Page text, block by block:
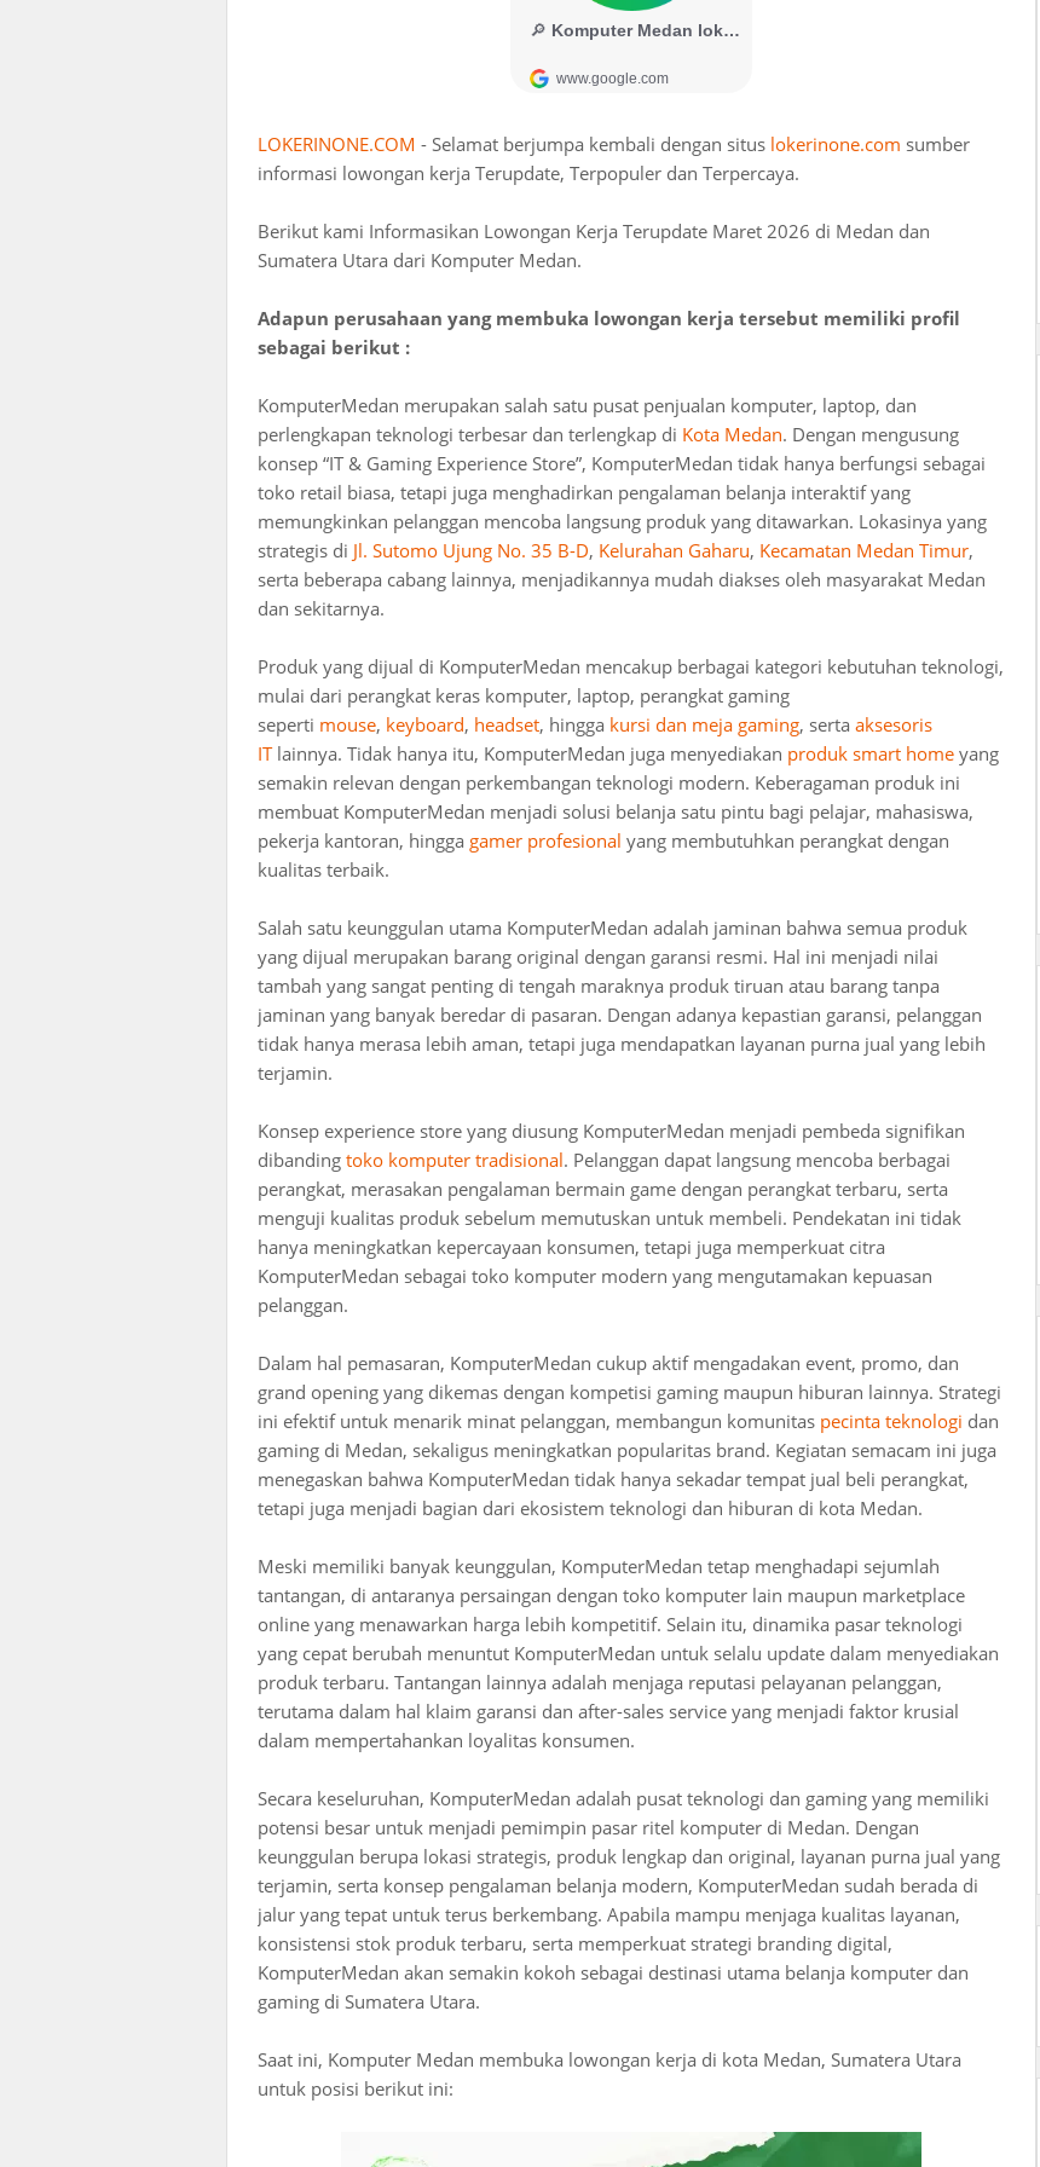
LOKERINONE.COM - Selamat berjumpa kembali dengan situs lokerinone.com sumber
informasi lowongan kerja Terupdate, Terpopuler dan Terpercaya.
Berikut kami Informasikan Lowongan Kerja Terupdate Maret 2026 di Medan dan
Sumatera Utara dari Komputer Medan.
Adapun perusahaan yang membuka lowongan kerja tersebut memiliki profil
sebagai berikut :
KomputerMedan merupakan salah satu pusat penjualan komputer, laptop, dan
perlengkapan teknologi terbesar dan terlengkap di Kota Medan. Dengan mengusung
konsep “IT & Gaming Experience Store”, KomputerMedan tidak hanya berfungsi sebagai
toko retail biasa, tetapi juga menghadirkan pengalaman belanja interaktif yang
memungkinkan pelanggan mencoba langsung produk yang ditawarkan. Lokasinya yang
strategis di Jl. Sutomo Ujung No. 35 B-D, Kelurahan Gaharu, Kecamatan Medan Timur,
serta beberapa cabang lainnya, menjadikannya mudah diakses oleh masyarakat Medan
dan sekitarnya.
Produk yang dijual di KomputerMedan mencakup berbagai kategori kebutuhan teknologi,
mulai dari perangkat keras komputer, laptop, perangkat gaming
seperti mouse, keyboard, headset, hingga kursi dan meja gaming, serta aksesoris
ITlainnya. Tidak hanya itu, KomputerMedan juga menyediakan produk smart home yang
semakin relevan dengan perkembangan teknologi modern. Keberagaman produk ini
membuat KomputerMedan menjadi solusi belanja satu pintu bagi pelajar, mahasiswa,
pekerja kantoran, hingga gamer profesional yang membutuhkan perangkat dengan
kualitas terbaik.
Salah satu keunggulan utama KomputerMedan adalah jaminan bahwa semua produk
yang dijual merupakan barang original dengan garansi resmi. Hal ini menjadi nilai
tambah yang sangat penting di tengah maraknya produk tiruan atau barang tanpa
jaminan yang banyak beredar di pasaran. Dengan adanya kepastian garansi, pelanggan
tidak hanya merasa lebih aman, tetapi juga mendapatkan layanan purna jual yang lebih
terjamin.
Konsep experience store yang diusung KomputerMedan menjadi pembeda signifikan
dibanding toko komputer tradisional. Pelanggan dapat langsung mencoba berbagai
perangkat, merasakan pengalaman bermain game dengan perangkat terbaru, serta
menguji kualitas produk sebelum memutuskan untuk membeli. Pendekatan ini tidak
hanya meningkatkan kepercayaan konsumen, tetapi juga memperkuat citra
KomputerMedan sebagai toko komputer modern yang mengutamakan kepuasan
pelanggan.
Dalam hal pemasaran, KomputerMedan cukup aktif mengadakan event, promo, dan
grand opening yang dikemas dengan kompetisi gaming maupun hiburan lainnya. Strategi
ini efektif untuk menarik minat pelanggan, membangun komunitas pecinta teknologi dan
gaming di Medan, sekaligus meningkatkan popularitas brand. Kegiatan semacam ini juga
menegaskan bahwa KomputerMedan tidak hanya sekadar tempat jual beli perangkat,
tetapi juga menjadi bagian dari ekosistem teknologi dan hiburan di kota Medan.
Meski memiliki banyak keunggulan, KomputerMedan tetap menghadapi sejumlah
tantangan, di antaranya persaingan dengan toko komputer lain maupun marketplace
online yang menawarkan harga lebih kompetitif. Selain itu, dinamika pasar teknologi
yang cepat berubah menuntut KomputerMedan untuk selalu update dalam menyediakan
produk terbaru. Tantangan lainnya adalah menjaga reputasi pelayanan pelanggan,
terutama dalam hal klaim garansi dan after-sales service yang menjadi faktor krusial
dalam mempertahankan loyalitas konsumen.
Secara keseluruhan, KomputerMedan adalah pusat teknologi dan gaming yang memiliki
potensi besar untuk menjadi pemimpin pasar ritel komputer di Medan. Dengan
keunggulan berupa lokasi strategis, produk lengkap dan original, layanan purna jual yang
terjamin, serta konsep pengalaman belanja modern, KomputerMedan sudah berada di
jalur yang tepat untuk terus berkembang. Apabila mampu menjaga kualitas layanan,
konsistensi stok produk terbaru, serta memperkuat strategi branding digital,
KomputerMedan akan semakin kokoh sebagai destinasi utama belanja komputer dan
gaming di Sumatera Utara.
Saat ini, Komputer Medan membuka lowongan kerja di kota Medan, Sumatera Utara
untuk posisi berikut ini: